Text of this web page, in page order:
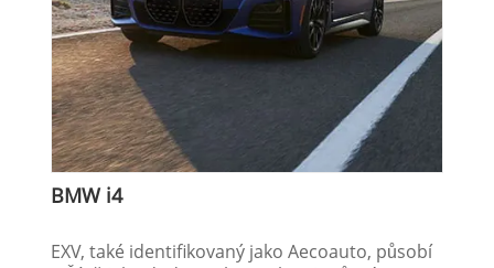
BMW i4
EXV, také identifikovaný jako Aecoauto, působí